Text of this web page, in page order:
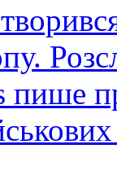
пише